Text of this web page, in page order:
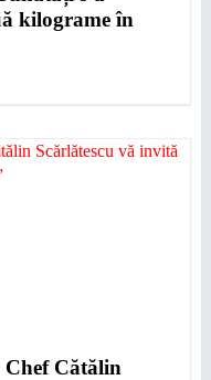
kilograme în
Chef Cătălin